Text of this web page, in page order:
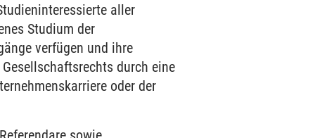
aller
Studium der
verfügen und ihre
durch eine
oder der